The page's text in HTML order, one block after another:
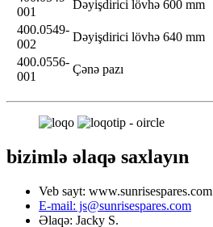
001
Dəyişdirici lövhə 600 mm
400.0549-
002
Dəyişdirici lövhə 640 mm
400.0556-
001
Çənə pazı
bizimlə əlaqə saxlayın
Veb sayt: www.sunrisespares.com
E-mail: js@sunrisespares.com
Əlaqə: Jacky S.